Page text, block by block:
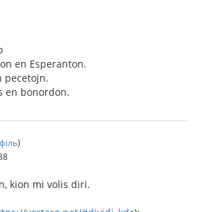
en Esperanton.
pecetojn.
en bonordon.
)
kion mi volis diri.